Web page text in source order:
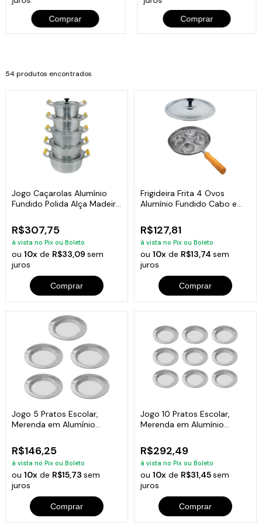
Comprar Comprar
54 produtos encontrados
Jogo Caçarolas Alumínio
Fundido Polida Alça Madeira
R$307,75
à vista no Pix ou Boleto
ou10x de R$33,09sem
juros
Comprar
Frigideira Frita 4 Ovos
Alumínio Fundido Cabo e
R$127,81
à vista no Pix ou Boleto
ou 10xde R$13,74 sem
juros
Comprar
Jogo 5 Pratos Escolar,
Merenda em Alumínio
R$146,25
à vista no Pix ou Boleto
ou10x de R$15,73sem
juros
Comprar
Jogo 10 Pratos Escolar,
Merenda em Alumínio
R$292,49
à vista no Pix ou Boleto
ou 10xde R$31,45sem
juros
Comprar